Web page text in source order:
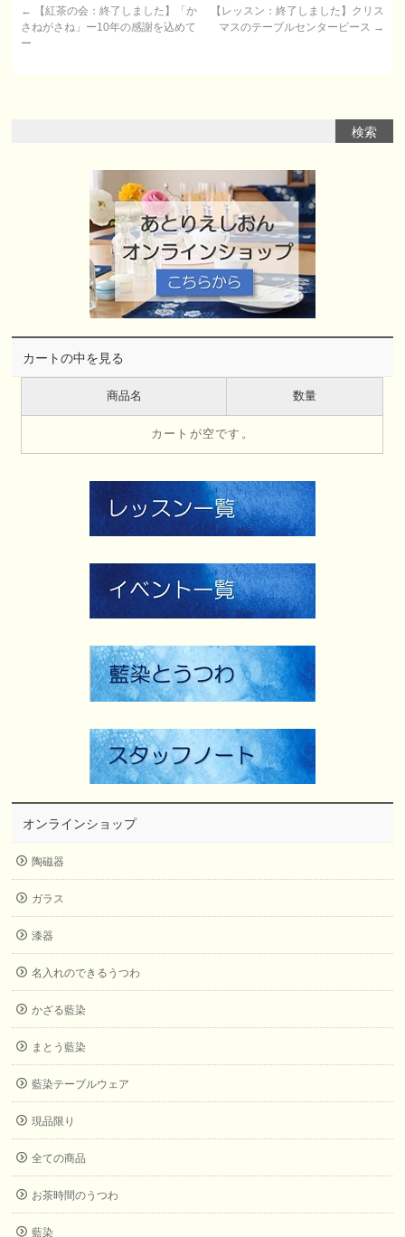
←
【紅茶の会：終了しました】「か
さねがさね」ー10年の感謝を込めて
ー
【レッスン：終了しました】クリス
マスのテーブルセンターピース →
カートの中を見る
商品名 数量
カートが空です。
オンラインショップ
陶磁器
ガラス
漆器
名入れのできるうつわ
かざる藍染
まとう藍染
藍染テーブルウェア
現品限り
全ての商品
お茶時間のうつわ
藍染